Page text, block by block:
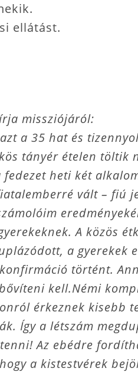
ellátást.
missziójáról:
a 35 hat és
tányér ételen töltik
heti két
vált – fiú
A közös
a gyerekek
történt.
kell.Némi
érkeznek kisebb
Így a létszám
Az ebédre
a kistestvérek